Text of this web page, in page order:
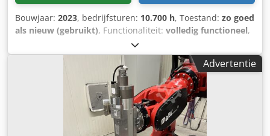
Bouwjaar: 2023, bedrijfsturen: 10.700 h, Toestand: zo goed
als nieuw (gebruikt), Functionaliteit: volledig functioneel,
Bouwcilinder: 2× 400×400×520 mm Scan­snelheid: 15,2 m/s
Scanner: Hoog-nauwkeurige drieuits digitale galvo systeem
Laser: CO2-laser, 1×100W Maximale kamertemperatuur:
190°C Gewicht: ca. 3.000 kg Dedpfx Agen Dxbyj Djwa
Inclusief stikstofgenerator Inclusief chiller Inclusief
Advertentie